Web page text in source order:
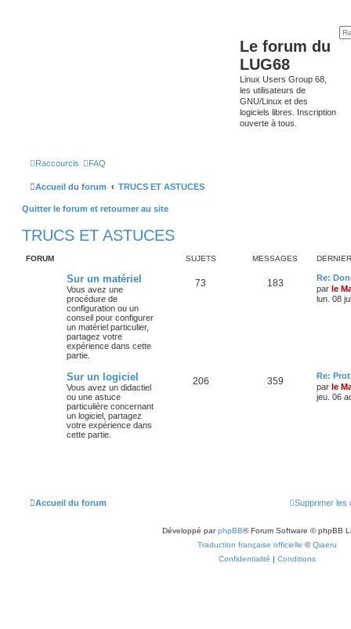
Le forum du
LUG68
Linux Users Group 68,
les utilisateurs de
GNU/Linux et des
logiciels libres. Inscription
ouverte à tous.
Raccourcis FAQ
Accueil du forum TRUCS ET ASTUCES
Quitter le forum et retourner au site
TRUCS ET ASTUCES
FORUM SUJETS MESSAGES
Sur un matériel
Vous avez une
procédure de
configuration ou un
conseil pour configurer
un matériel particulier,
partagez votre
expérience dans cette
partie.
73 183
Re:
par le
lun. 08
Sur un logiciel
Vous avez un didactiel
ou une astuce
particulière concernant
un logiciel, partagez
votre expérience dans
cette partie.
206 359
Re:
par le
jeu. 06
Accueil du forum Supprimer les
Développé parphpBB® Forum Software © phpBB
Traduction française officielle ©Qiaeru
Confidentialité | Conditions